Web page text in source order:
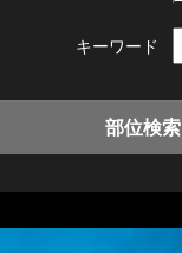
キーワード
部位検索